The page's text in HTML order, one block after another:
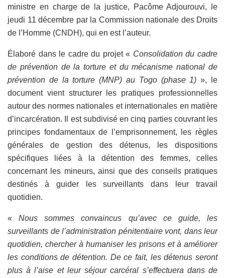
ministre en charge de la justice, Pacôme Adjourouvi, le
jeudi 11 décembre par la Commission nationale des Droits
de l’Homme (CNDH), qui en est l’auteur.
Élaboré dans le cadre du projet « Consolidation du cadre
de prévention de la torture et du mécanisme national de
prévention de la torture (MNP) au Togo (phase 1) », le
document vient structurer les pratiques professionnelles
autour des normes nationales et internationales en matière
d’incarcération. Il est subdivisé en cinq parties couvrant les
principes fondamentaux de l’emprisonnement, les règles
générales de gestion des détenus, les dispositions
spécifiques liées à la détention des femmes, celles
concernant les mineurs, ainsi que des conseils pratiques
destinés à guider les surveillants dans leur travail
quotidien.
«Nous sommes convaincus qu’avec ce guide, les
surveillants de l’administration pénitentiaire vont, dans leur
quotidien, chercher à humaniser les prisons et à améliorer
les conditions de détention. De ce fait, les détenus seront
plus à l’aise et leur séjour carcéral s’effectuera dans de